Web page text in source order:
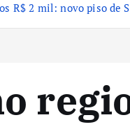
R$ 2 mil: novo piso de